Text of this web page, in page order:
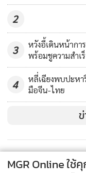
หนังสือเรียกร้องให้รัฐ
ความยุติธรรม และเปิด
สากล(Amnesty
ยุติการปราบปรามนัก
2
3
หวังอี้เดินหน้ากา
พร้อมชูความสำเ
4
หลี่เฉียงพบปะห
มือจีน-ไทย
MGR Online ใช้